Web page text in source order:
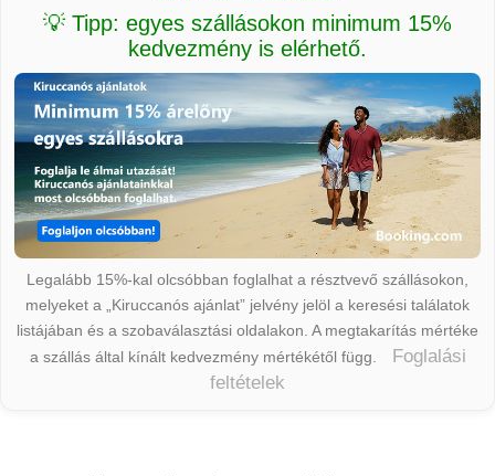
💡 Tipp: egyes szállásokon minimum 15%
kedvezmény is elérhető.
Legalább 15%-kal olcsóbban foglalhat a résztvevő szállásokon,
melyeket a „Kiruccanós ajánlat” jelvény jelöl a keresési találatok
listájában és a szobaválasztási oldalakon. A megtakarítás mértéke
a szállás által kínált kedvezmény mértékétől függ.
Foglalási
feltételek